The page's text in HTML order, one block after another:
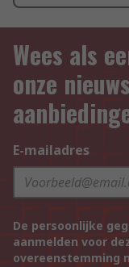
Wees als
onze
E-mailadres
De persoonlijke
aanmelden voor
overeenstemming